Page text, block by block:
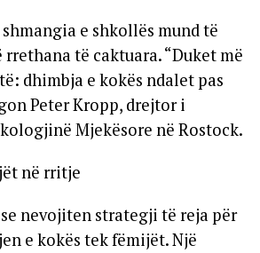
e shkollës mund të
të caktuara. “Duket më
dhimbja e kokës ndalet pas
Peter Kropp, drejtor i
Mjekësore në Rostock.
në rritje
nevojiten strategji të reja për
e kokës tek fëmijët. Një